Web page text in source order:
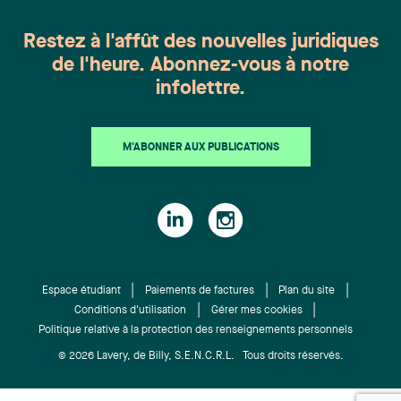
choisis parmi tous les membres des différentes
entreprises participantes. Plus de 100 bénévoles
collaborent à la réussite de cet événement auquel
sont associés plusieurs commanditaires de
proviennent de partout dans la grande région de
puissent participer à des tournois sportifs
d’envergure sur le territoire québécois et
des travailleuses et travailleurs par le biais de
l'activité physique. En avant : Kay-Sandra Boyer,
Mylène Boisvert, Marie-Claude Lacaille et Marika
Couture-Houle En arrière : Miriane Paquin, Annie
Restez à l'affût des nouvelles juridiques
de l'heure. Abonnez-vous à notre
infolettre.
M'ABONNER AUX PUBLICATIONS
Espace étudiant Paiements de factures
Plan du site
Conditions d'utilisation
Gérer mes cookies
Politique relative à la protection des renseignements personnels
© 2026 Lavery, de Billy, S.E.N.C.R.L. Tous droits réservés.